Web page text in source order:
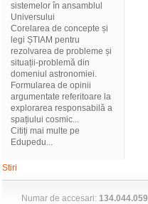
sistemelor în ansamblul
Universului
Corelarea de concepte și
legi ȘTIAM pentru
rezolvarea de probleme și
situații-problemă din
domeniul astronomiei.
Formularea de opinii
argumentate referitoare la
explorarea responsabilă a
spațiului cosmic...
Citiți mai multe pe
Edupedu...
Stiri
Numar de accesari: 134.044.059